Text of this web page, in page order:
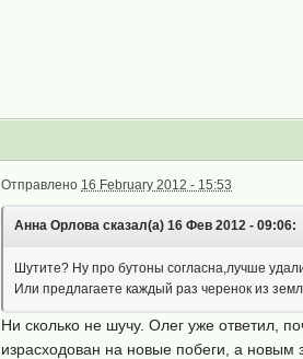
Отправлено 16 February 2012 - 15:53
Анна Орлова сказал(а) 16 Фев 2012 - 09:06:
Шутите? Ну про бутоны согласна,лучше
Или предлагаете каждый раз черенок из
Ни сколько не шучу. Олег уже ответил,
израсходован на новые побеги, а новым